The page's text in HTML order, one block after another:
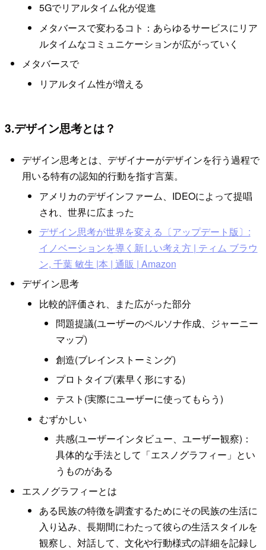
5Gでリアルタイム化が促進
メタバースで変わるコト：あらゆるサービスにリア
ルタイムなコミュニケーションが広がっていく
メタバースで
リアルタイム性が増える
3.デザイン思考とは？
デザイン思考とは、デザイナーがデザインを行う過程で
用いる特有の認知的行動を指す言葉。
アメリカのデザインファーム、IDEOによって提唱
され、世界に広まった
デザイン思考が世界を変える〔アップデート版〕:
イノベーションを導く新しい考え方 | ティム ブラウ
ン, 千葉 敏生 |本 | 通販 | Amazon
デザイン思考
比較的評価され、また広がった部分
問題提議(ユーザーのペルソナ作成、ジャーニー
マップ)
創造(ブレインストーミング)
プロトタイプ(素早く形にする)
テスト(実際にユーザーに使ってもらう)
むずかしい
共感(ユーザーインタビュー、ユーザー観察)：
具体的な手法として「エスノグラフィー」とい
うものがある
エスノグラフィーとは
ある民族の特徴を調査するためにその民族の生活に
入り込み、長期間にわたって彼らの生活スタイルを
観察し、対話して、文化や行動様式の詳細を記録し